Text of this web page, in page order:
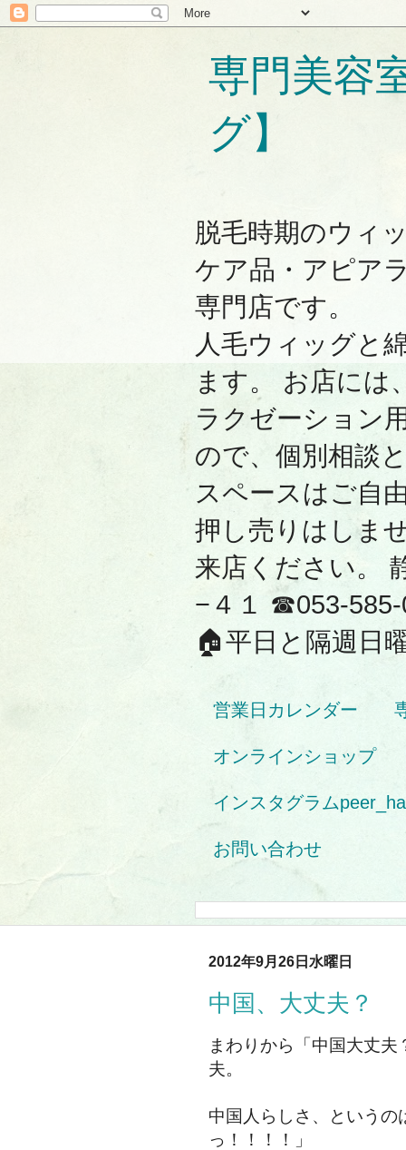
専門美容
グ】
脱毛時期のウィ
ケア品・アピア
専門店です。
人毛ウィッグと
ます。 お店には
ラクゼーション
ので、個別相談
スペースはご自
押し売りはしま
来店ください。
−４１ ☎053-585-
🏠平日と隔週日
営業日カレンダー
オンラインショップ
インスタグラム
お問い合わせ
2012年9月26日水曜日
中国、大丈夫？
まわりから「中国大丈
夫。
中国人らしさ、という
っ！！！！」